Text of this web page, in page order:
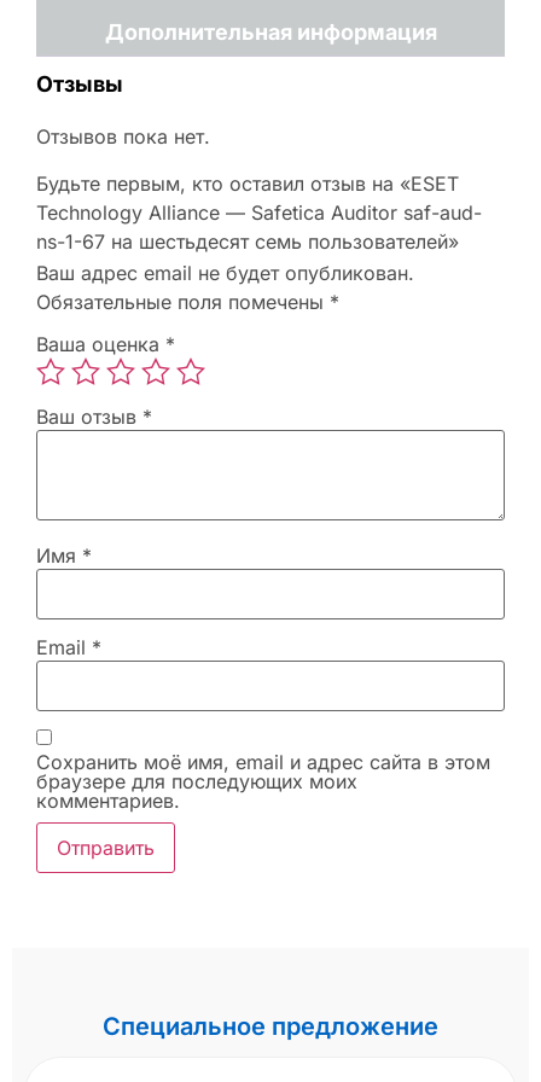
Дополнительная информация
Отзывы
Отзывов пока нет.
Будьте первым, кто оставил отзыв на «ESET
Technology Alliance — Safetica Auditor saf-aud-
ns-1-67 на шестьдесят семь пользователей»
Ваш адрес email не будет опубликован.
Обязательные поля помечены *
Ваша оценка *
Ваш отзыв *
Имя *
Email *
Сохранить моё имя, email и адрес сайта в этом
браузере для последующих моих
комментариев.
Специальное предложение